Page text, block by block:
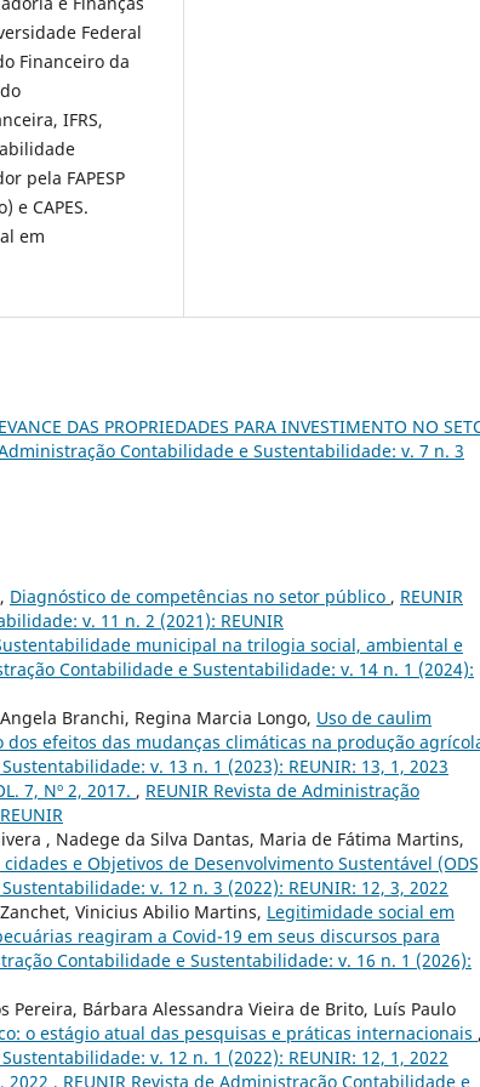
Federal
Financeiro da
IFRS,
pela FAPESP
e CAPES.
em
DAS PROPRIEDADES PARA INVESTIMENTO NO
Contabilidade e Sustentabilidade: v. 7 n. 3
Diagnóstico de competências no setor público , REUNIR
v. 11 n. 2 (2021): REUNIR
municipal na trilogia social, ambiental e
Contabilidade e Sustentabilidade: v. 14 n. 1 (2024):
Branchi, Regina Marcia Longo, Uso de caulim
efeitos das mudanças climáticas na produção
v. 13 n. 1 (2023): REUNIR: 13, 1, 2023
7, Nº 2, 2017. , REUNIR Revista de Administração
, Nadege da Silva Dantas, Maria de Fátima Martins,
e Objetivos de Desenvolvimento Sustentável
v. 12 n. 3 (2022): REUNIR: 12, 3, 2022
Vinicius Abilio Martins, Legitimidade social em
reagiram a Covid-19 em seus discursos para
Contabilidade e Sustentabilidade: v. 16 n. 1 (2026):
Pereira, Bárbara Alessandra Vieira de Brito, Luís Paulo
o estágio atual das pesquisas e práticas internacionais
v. 12 n. 1 (2022): REUNIR: 12, 1, 2022
2022 , REUNIR Revista de Administração Contabilidade e